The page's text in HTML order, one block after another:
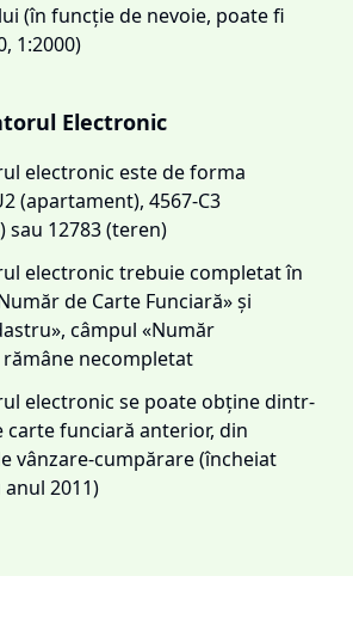
(în funcție de nevoie, poate fi
1:2000)
Electronic
electronic este de forma
(apartament), 4567-C3
sau 12783 (teren)
electronic trebuie completat în
de Carte Funciară» și
câmpul «Număr
necompletat
electronic se poate obține dintr-
carte funciară anterior, din
vânzare-cumpărare (încheiat
2011)